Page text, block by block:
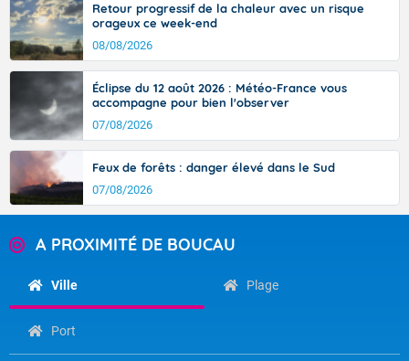
Retour progressif de la chaleur avec un risque
orageux ce week-end
08/08/2026
Éclipse du 12 août 2026 : Météo-France vous
accompagne pour bien l'observer
07/08/2026
Feux de forêts : danger élevé dans le Sud
07/08/2026
A PROXIMITÉ DE BOUCAU
Ville Plage
Port